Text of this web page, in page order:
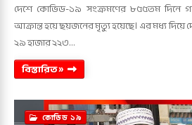
দেশে কোভিড-১৯ সংক্রমণের ৮৫৫তম দিনে
আক্রান্ত হয়ে ছয়জনের মৃত্যু হয়েছে। এর মধ্য দিয়ে
২৯ হাজার ২২৩…
বিস্তারিত »
কোভিড ১৯